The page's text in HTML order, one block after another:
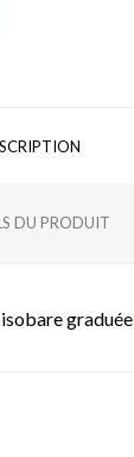
DU PRODUIT
graduée